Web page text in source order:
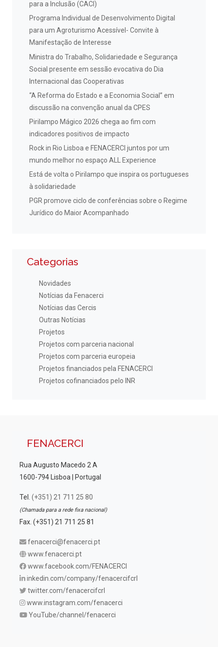
para a Inclusão (CACI)
Programa Individual de Desenvolvimento Digital
para um Agroturismo Acessível- Convite à
Manifestação de Interesse
Ministra do Trabalho, Solidariedade e Segurança
Social presente em sessão evocativa do Dia
Internacional das Cooperativas
“A Reforma do Estado e a Economia Social” em
discussão na convenção anual da CPES
Pirilampo Mágico 2026 chega ao fim com
indicadores positivos de impacto
Rock in Rio Lisboa e FENACERCI juntos por um
mundo melhor no espaço ALL Experience
Está de volta o Pirilampo que inspira os portugueses
à solidariedade
PGR promove ciclo de conferências sobre o Regime
Jurídico do Maior Acompanhado
Categorias
Novidades
Notícias da Fenacerci
Notícias das Cercis
Outras Notícias
Projetos
Projetos com parceria nacional
Projetos com parceria europeia
Projetos financiados pela FENACERCI
Projetos cofinanciados pelo INR
FENACERCI
Rua Augusto Macedo 2 A
1600-794 Lisboa | Portugal
Tel. (+351) 21 711 25 80
(Chamada para a rede fixa nacional)
Fax. (+351) 21 711 25 81
fenacerci@fenacerci.pt
www.fenacerci.pt
www.facebook.com/FENACERCI
inkedin.com/company/fenacercifcrl
twitter.com/fenacercifcrl
www.instagram.com/fenacerci
YouTube/channel/fenacerci